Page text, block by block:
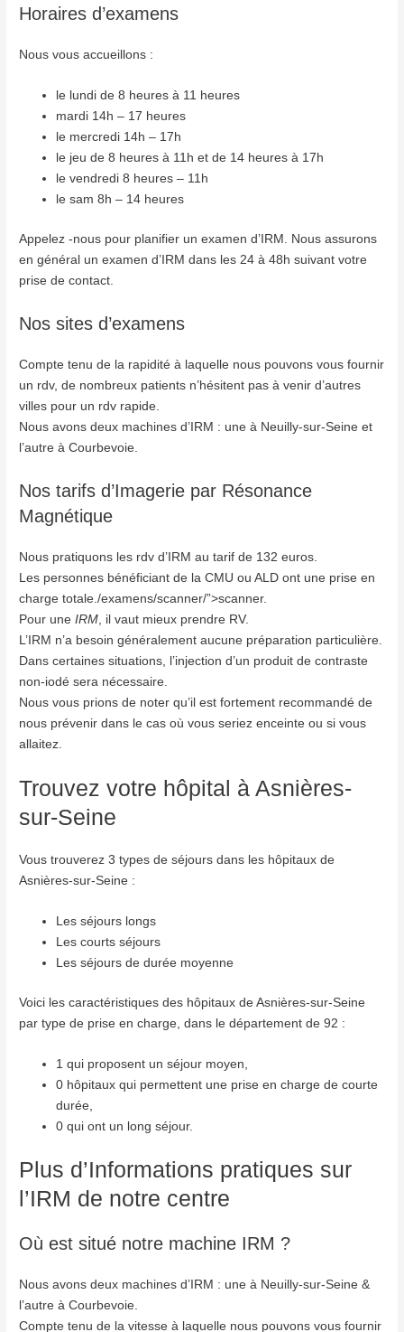
Horaires d’examens
Nous vous accueillons :
le lundi de 8 heures à 11 heures
mardi 14h – 17 heures
le mercredi 14h – 17h
le jeu de 8 heures à 11h et de 14 heures à 17h
le vendredi 8 heures – 11h
le sam 8h – 14 heures
Appelez -nous pour planifier un examen d’IRM. Nous assurons
en général un examen d’IRM dans les 24 à 48h suivant votre
prise de contact.
Nos sites d’examens
Compte tenu de la rapidité à laquelle nous pouvons vous fournir
un rdv, de nombreux patients n’hésitent pas à venir d’autres
villes pour un rdv rapide.
Nous avons deux machines d’IRM : une à Neuilly-sur-Seine et
l’autre à Courbevoie.
Nos tarifs d’Imagerie par Résonance
Magnétique
Nous pratiquons les rdv d’IRM au tarif de 132 euros.
Les personnes bénéficiant de la CMU ou ALD ont une prise en
charge totale./examens/scanner/”>scanner.
Pour uneIRM , il vaut mieux prendre RV.
L’IRM n’a besoin généralement aucune préparation particulière.
Dans certaines situations, l’injection d’un produit de contraste
non-iodé sera nécessaire.
Nous vous prions de noter qu’il est fortement recommandé de
nous prévenir dans le cas où vous seriez enceinte ou si vous
allaitez.
Trouvez votre hôpital à Asnières-
sur-Seine
Vous trouverez 3 types de séjours dans les hôpitaux de
Asnières-sur-Seine :
Les séjours longs
Les courts séjours
Les séjours de durée moyenne
Voici les caractéristiques des hôpitaux de Asnières-sur-Seine
par type de prise en charge, dans le département de 92 :
1 qui proposent un séjour moyen,
0 hôpitaux qui permettent une prise en charge de courte
durée,
0 qui ont un long séjour.
Plus d’Informations pratiques sur
l’IRM de notre centre
Où est situé notre machine IRM ?
Nous avons deux machines d’IRM : une à Neuilly-sur-Seine &
l’autre à Courbevoie.
Compte tenu de la vitesse à laquelle nous pouvons vous fournir